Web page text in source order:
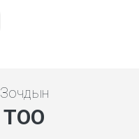
Зочдын
ТОО